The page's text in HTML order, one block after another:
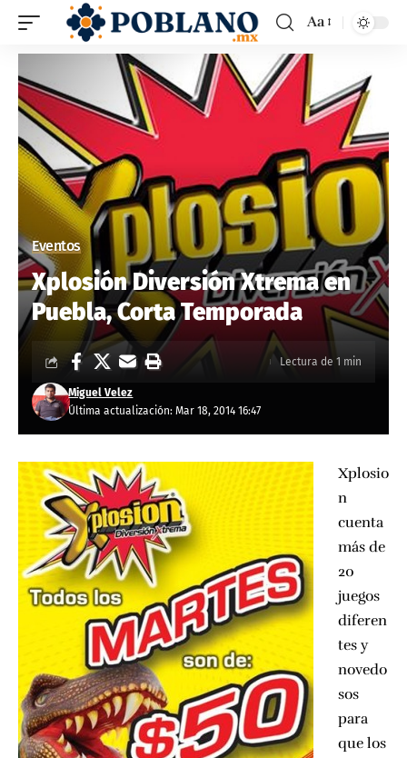
Aa
Eventos
Xplosión Diversión Xtrema en
Puebla, Corta Temporada
Última actualización: Mar 18, 2014 16:47
Miguel Velez
Lectura de 1 min
Xplosio
n
cuenta
más de
20
juegos
diferen
tes y
novedo
sos
para
que los